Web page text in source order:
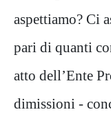
aspettiamo? Ci
pari di quanti
atto dell’Ente
dimissioni -